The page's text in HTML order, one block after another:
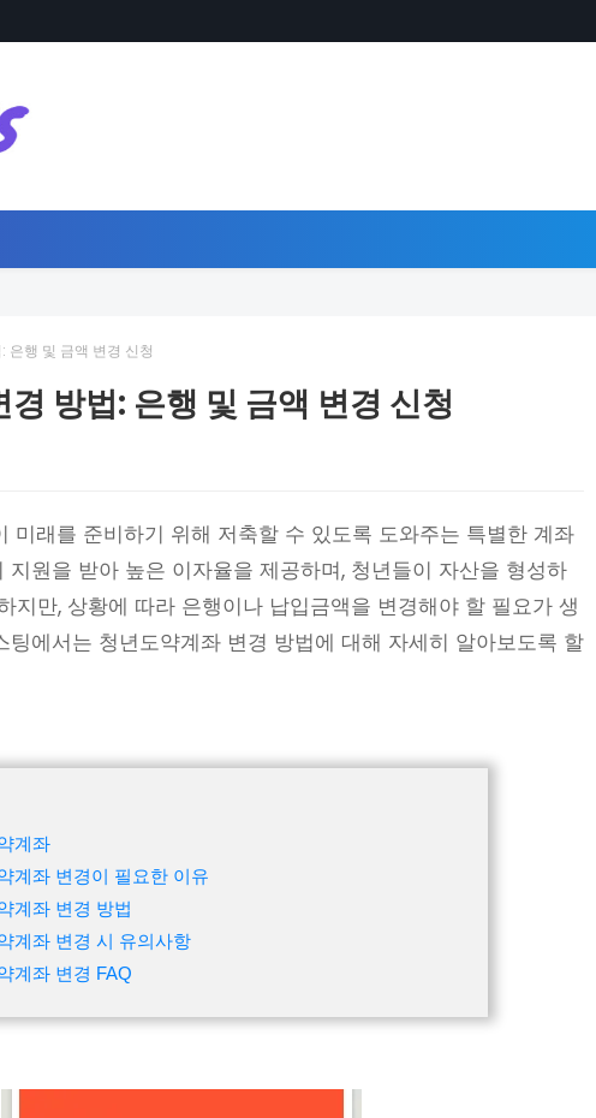
은행 및 금액 변경 신청
방법: 은행 및 금액 변경 신청
미래를 준비하기 위해 저축할 수 있도록 도와주는 특별한 계좌
지원을 받아 높은 이자율을 제공하며, 청년들이 자산을 형성하
지만, 상황에 따라 은행이나 납입금액을 변경해야 할 필요가 생
팅에서는 청년도약계좌 변경 방법에 대해 자세히 알아보도록 할
계좌
계좌 변경이 필요한 이유
계좌 변경 방법
계좌 변경 시 유의사항
계좌 변경 FAQ